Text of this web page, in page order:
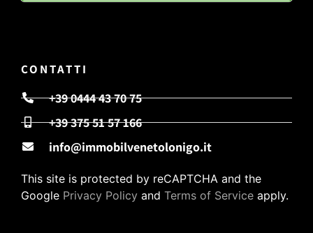
CONTATTI
+39 0444 43 70 75
+39 375 51 57 166
info@immobilvenetolonigo.it
This site is protected by reCAPTCHA and the
Google Privacy Policy and Terms of Service apply.